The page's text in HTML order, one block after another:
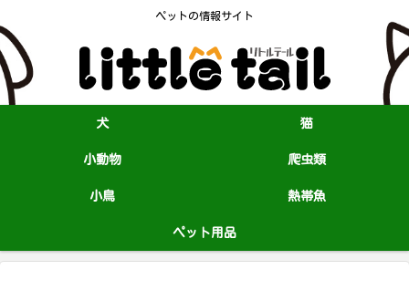
ペットの情報サイト
犬 猫
小動物 爬虫類
小鳥 熱帯魚
ペット用品